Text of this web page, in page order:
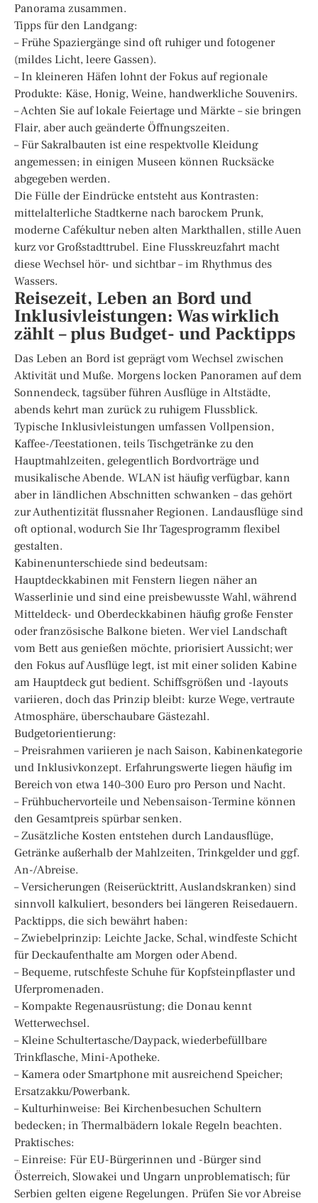
Panorama zusammen.
Tipps für den Landgang:
– Frühe Spaziergänge sind oft ruhiger und fotogener
(mildes Licht, leere Gassen).
– In kleineren Häfen lohnt der Fokus auf regionale
Produkte: Käse, Honig, Weine, handwerkliche Souvenirs.
– Achten Sie auf lokale Feiertage und Märkte – sie bringen
Flair, aber auch geänderte Öffnungszeiten.
– Für Sakralbauten ist eine respektvolle Kleidung
angemessen; in einigen Museen können Rucksäcke
abgegeben werden.
Die Fülle der Eindrücke entsteht aus Kontrasten:
mittelalterliche Stadtkerne nach barockem Prunk,
moderne Cafékultur neben alten Markthallen, stille Auen
kurz vor Großstadttrubel. Eine Flusskreuzfahrt macht
diese Wechsel hör- und sichtbar – im Rhythmus des
Wassers.
Reisezeit, Leben an Bord und
Inklusivleistungen: Was wirklich
zählt – plus Budget- und Packtipps
Das Leben an Bord ist geprägt vom Wechsel zwischen
Aktivität und Muße. Morgens locken Panoramen auf dem
Sonnendeck, tagsüber führen Ausflüge in Altstädte,
abends kehrt man zurück zu ruhigem Flussblick.
Typische Inklusivleistungen umfassen Vollpension,
Kaffee-/Teestationen, teils Tischgetränke zu den
Hauptmahlzeiten, gelegentlich Bordvorträge und
musikalische Abende. WLAN ist häufig verfügbar, kann
aber in ländlichen Abschnitten schwanken – das gehört
zur Authentizität flussnaher Regionen. Landausflüge sind
oft optional, wodurch Sie Ihr Tagesprogramm flexibel
gestalten.
Kabinenunterschiede sind bedeutsam:
Hauptdeckkabinen mit Fenstern liegen näher an
Wasserlinie und sind eine preisbewusste Wahl, während
Mitteldeck- und Oberdeckkabinen häufig große Fenster
oder französische Balkone bieten. Wer viel Landschaft
vom Bett aus genießen möchte, priorisiert Aussicht; wer
den Fokus auf Ausflüge legt, ist mit einer soliden Kabine
am Hauptdeck gut bedient. Schiffsgrößen und -layouts
variieren, doch das Prinzip bleibt: kurze Wege, vertraute
Atmosphäre, überschaubare Gästezahl.
Budgetorientierung:
– Preisrahmen variieren je nach Saison, Kabinenkategorie
und Inklusivkonzept. Erfahrungswerte liegen häufig im
Bereich von etwa 140–300 Euro pro Person und Nacht.
– Frühbuchervorteile und Nebensaison-Termine können
den Gesamtpreis spürbar senken.
– Zusätzliche Kosten entstehen durch Landausflüge,
Getränke außerhalb der Mahlzeiten, Trinkgelder und ggf.
An-/Abreise.
– Versicherungen (Reiserücktritt, Auslandskranken) sind
sinnvoll kalkuliert, besonders bei längeren Reisedauern.
Packtipps, die sich bewährt haben:
– Zwiebelprinzip: Leichte Jacke, Schal, windfeste Schicht
für Deckaufenthalte am Morgen oder Abend.
– Bequeme, rutschfeste Schuhe für Kopfsteinpflaster und
Uferpromenaden.
– Kompakte Regenausrüstung; die Donau kennt
Wetterwechsel.
– Kleine Schultertasche/Daypack, wiederbefüllbare
Trinkflasche, Mini-Apotheke.
– Kamera oder Smartphone mit ausreichend Speicher;
Ersatzakku/Powerbank.
– Kulturhinweise: Bei Kirchenbesuchen Schultern
bedecken; in Thermalbädern lokale Regeln beachten.
Praktisches:
– Einreise: Für EU-Bürgerinnen und -Bürger sind
Österreich, Slowakei und Ungarn unproblematisch; für
Serbien gelten eigene Regelungen. Prüfen Sie vor Abreise